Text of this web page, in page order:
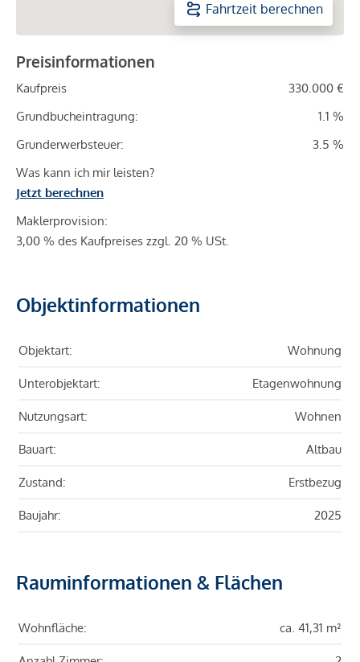
Fahrtzeit berechnen
Preisinformationen
Kaufpreis
330.000 €
Grundbucheintragung:
1.1 %
Grunderwerbsteuer:
3.5 %
Was kann ich mir leisten?
Jetzt berechnen
Maklerprovision:
3,00 % des Kaufpreises zzgl. 20 % USt.
Objektinformationen
Objektart: Wohnung
Unterobjektart: Etagenwohnung
Nutzungsart: Wohnen
Bauart: Altbau
Zustand: Erstbezug
Baujahr: 2025
Rauminformationen & Flächen
Wohnfläche: ca. 41,31 m²